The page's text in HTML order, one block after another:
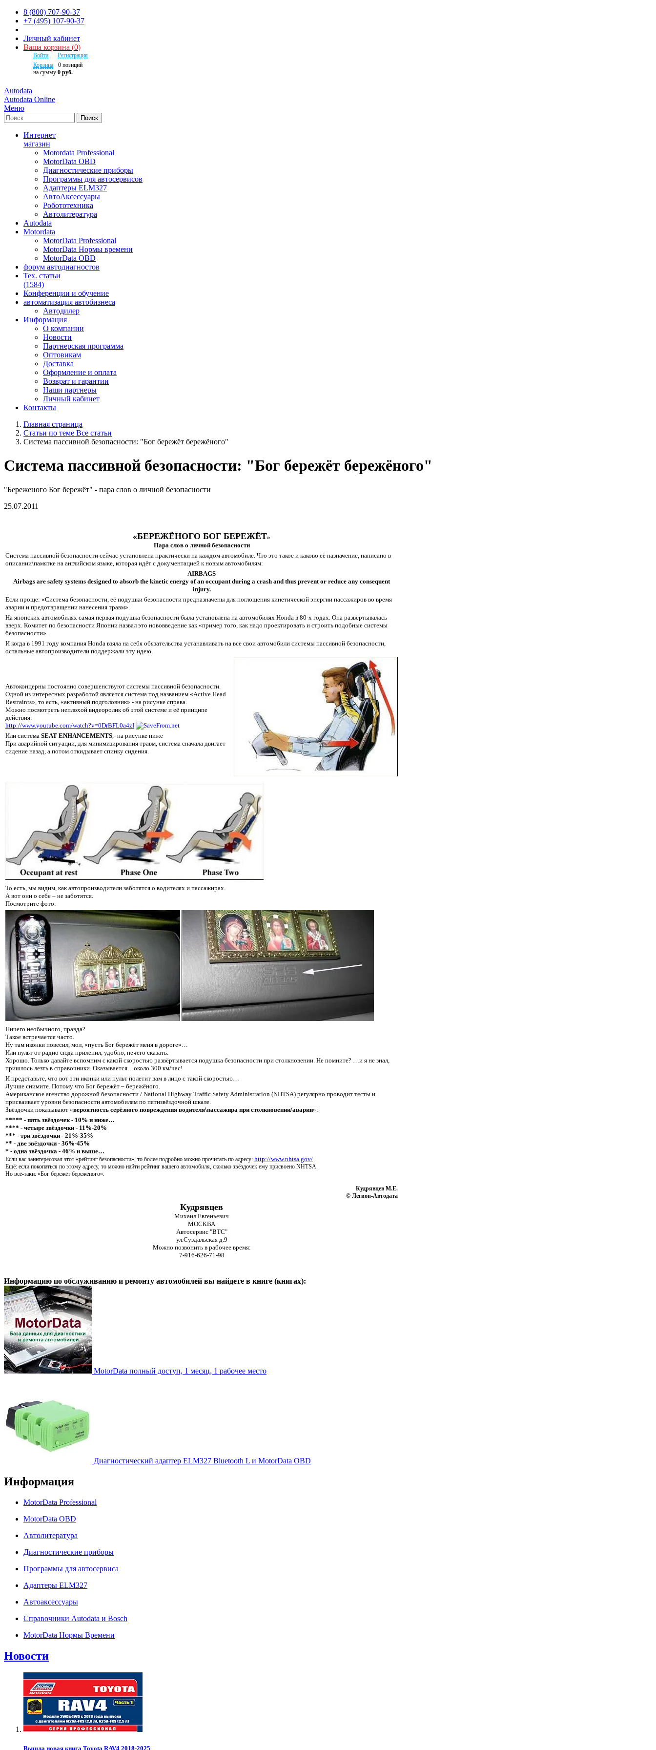
8 (800) 707-90-37
+7 (495) 107-90-37
Личный кабинет
Ваша корзина (0)
Войти
Регистрация
Корзина
0 позиций
на сумму 0 руб.
Autodata
Autodata Online
Меню
Поиск
Интернет
магазин
Motordata Professional
MotorData OBD
Диагностические приборы
Программы для автосервисов
Адаптеры ELM327
АвтоАксессуары
Робототехника
Автолитература
Autodata
Motordata
MotorData Professional
MotorData Нормы времени
MotorData OBD
форум автодиагностов
Тех. статьи
(1584)
Конференции и обучение
автоматизация автобизнеса
Автодилер
Информация
О компании
Новости
Партнерская программа
Оптовикам
Доставка
Оформление и оплата
Возврат и гарантии
Наши партнеры
Личный кабинет
Контакты
Главная страница
Статьи по теме Все статьи
Система пассивной безопасности: "Бог бережёт бережёного"
Система пассивной безопасности: "Бог бережёт бережёного"
"Береженого Бог бережёт" - пара слов о личной безопасности
25.07.2011
«БЕРЕЖЁНОГО БОГ БЕРЕЖЁТ»
Пара слов о личной безопасности
Система пассивной безопасности сейчас установлена практически на каждом автомобиле. Что это такое и каково её назначение, написано в
описании\памятке на английском языке, которая идёт с документацией к новым автомобилям:
AIRBAGS
Airbags are safety systems designed to absorb the kinetic energy of an occupant during a crash and thus prevent or reduce any consequent
injury.
Если проще: «Система безопасности, её подушки безопасности предназначены для поглощения кинетической энергии пассажиров во время
аварии и предотвращении нанесения травм».
На японских автомобилях самая первая подушка безопасности была установлена на автомобилях Honda в 80-х годах. Она развёртывалась
вверх. Комитет по безопасности Японии назвал это нововведение как «пример того, как надо проектировать и строить подобные системы
безопасности».
И когда в 1991 году компания Honda взяла на себя обязательства устанавливать на все свои автомобили системы пассивной безопасности,
остальные автопроизводители поддержали эту идею.
Автоконцерны постоянно совершенствуют системы пассивной безопасности.
Одной из интересных разработой является система под названием «Active Head
Restraints», то есть, «активный подголовник» - на рисунке справа.
Можно посмотреть неплохой видеоролик об этой системе и её принципе
действия:
http://www.youtube.com/watch?v=0DrBFL0a4zI
Или система SEAT ENHANCEMENTS ,- на рисунке ниже
При аварийной ситуации, для минимизирования травм, система сначала двигает
сидение назад, а потом откидывает спинку сидения.
То есть, мы видим, как автопроизводители заботятся о водителях и пассажирах.
А вот они о себе – не заботятся.
Посмотрите фото:
Ничего необычного, правда?
Такое встречается часто.
Ну там иконки повесил, мол, «пусть Бог бережёт меня в дороге»…
Или пульт от радио сюда прилепил, удобно, нечего сказать.
Хорошо. Только давайте вспомним с какой скоростью развёртывается подушка безопасности при столкновении. Не помните? …и я не знал,
пришлось лезть в справочники. Оказывается…около 300 км/час!
И представьте, что вот эти иконки или пульт полетит вам в лицо с такой скоростью…
Лучше снимите. Потому что Бог бережёт – бережёного.
Американское агенство дорожной безопасности / National Highway Traffic Safety Administration (NHTSA) регулярно проводит тесты и
присваивает уровни безопасности автомобилям по пятизвёздочной шкале.
Звёздочки показывают «вероятность серёзного повреждения водителя\пассажира при столкновении/аварии»:
***** - пять звёздочек - 10% и ниже…
**** - четыре звёздочки - 11%-20%
*** - три звёздочки - 21%-35%
** - две звёздочки - 36%-45%
* - одна звёздочка - 46% и выше…
Если вас заинтересовал этот «рейтинг безопасности», то более подробно можно прочитать по адресу: http://www.nhtsa.gov/
Ещё: если покопаться по этому адресу, то можно найти рейтинг вашего автомобиля, сколько звёздочек ему присвоено NHTSA.
Но всё-таки: «Бог бережёт бережёного».
Кудрявцев М.Е.
© Легион-Автодата
Кудрявцев
Михаил Евгеньевич
МОСКВА
Автосервис "ВТС"
ул.Суздальская д.9
Можно позвонить в рабочее время:
7-916-626-71-98
Информацию по обслуживанию и ремонту автомобилей вы найдете в книге (книгах):
MotorData полный доступ, 1 месяц, 1 рабочее место
Диагностический адаптер ELM327 Bluetooth L и MotorData OBD
Информация
MotorData Professional
MotorData OBD
Автолитература
Диагностические приборы
Программы для автосервиса
Адаптеры ELM327
Автоаксессуары
Справочники Autodata и Bosch
MotorData Нормы Времени
Новости
Вышла новая книга Toyota RAV4 2018-2025